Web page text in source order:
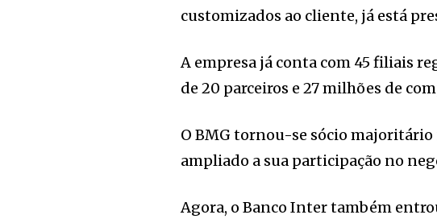
customizados ao cliente, já está
A empresa já conta com 45 filiais
de 20 parceiros e 27 milhões de
O BMG tornou-se sócio majoritário
ampliado a sua participação no
Agora, o Banco Inter também